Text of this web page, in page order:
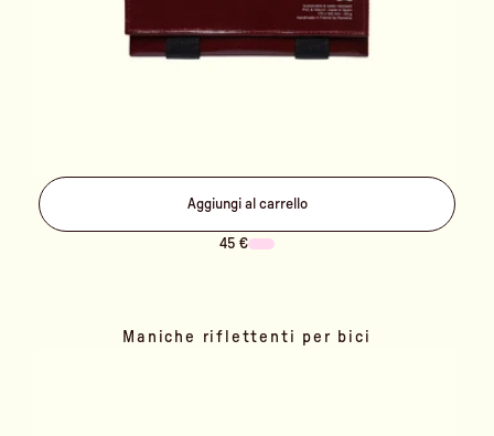
Aggiungi al carrello
45 €
Maniche riflettenti per bici